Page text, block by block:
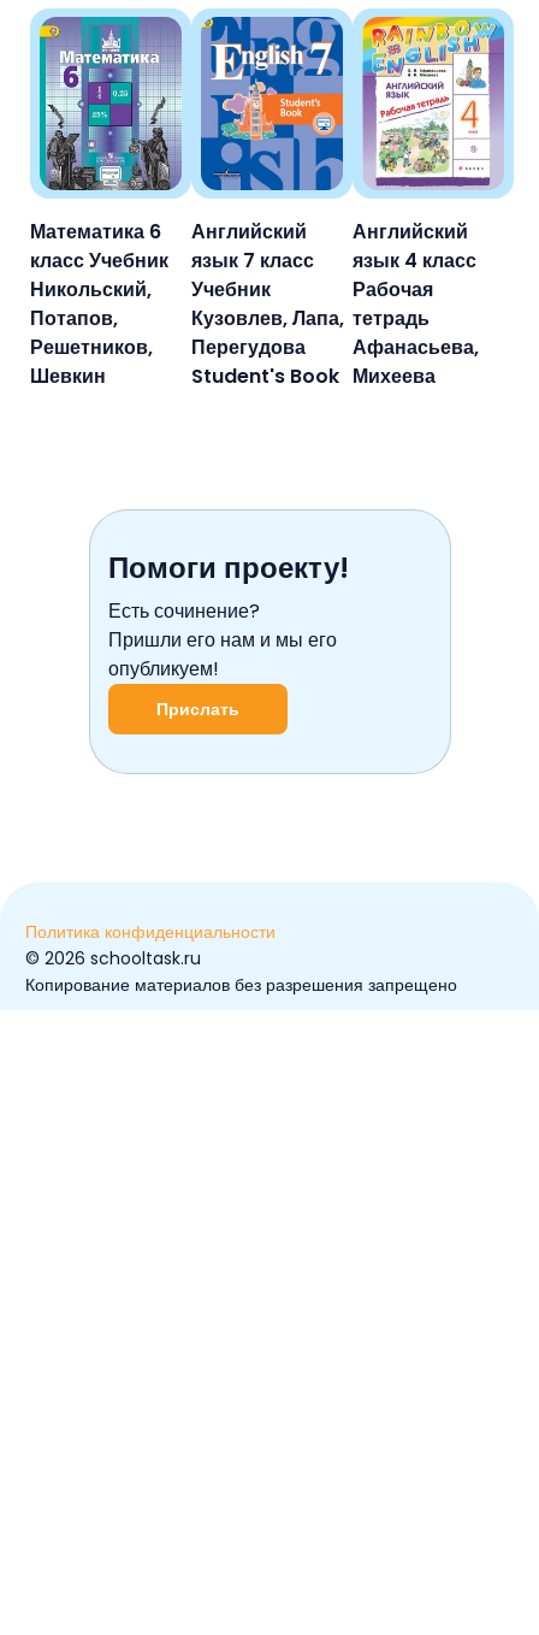
Математика 6
класс Учебник
Никольский,
Потапов,
Решетников,
Шевкин
Английский
язык 7 класс
Учебник
Кузовлев, Лапа,
Перегудова
Student's Book
Английский
язык 4 класс
Рабочая
тетрадь
Афанасьева,
Михеева
Помоги проекту!
Есть сочинение?
Пришли его нам и мы его
опубликуем!
Прислать
© ️2026 schooltask.ru
Копирование материалов без разрешения запрещено
Политика конфиденциальности